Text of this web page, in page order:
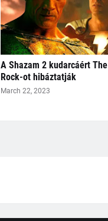
A Shazam 2 kudarcáért The
Rock-ot hibáztatják
March 22, 2023